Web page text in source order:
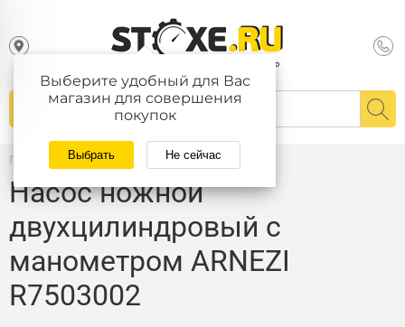
Выберите удобный для Вас
магазин для совершения
покупок
Выбрать Не сейчас
Главная / Каталог
Насос ножной
двухцилиндровый с
манометром ARNEZI
R7503002